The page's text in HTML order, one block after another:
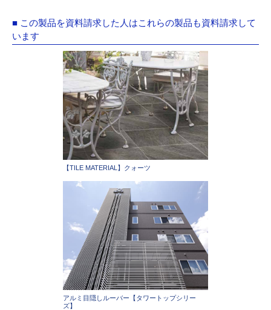
■ この製品を資料請求した人はこれらの製品も資料請求して
います
【TILE MATERIAL】クォーツ
アルミ目隠しルーバー【タワートップシリー
ズ】